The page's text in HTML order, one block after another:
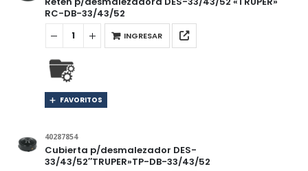
RC-DB-33/43/52
INGRESAR
FAVORITOS
40287854
Cubierta p/desmalezador DES-
33/43/52″TRUPER»TP-DB-33/43/52